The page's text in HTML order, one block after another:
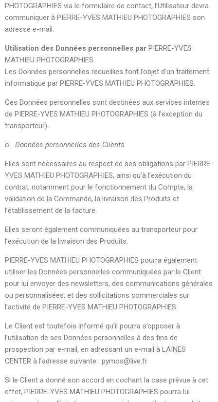
PHOTOGRAPHIES via le formulaire de contact, l’Utilisateur devra
communiquer à PIERRE-YVES MATHIEU PHOTOGRAPHIES son
adresse e-mail.
Utilisation des Données personnelles par PIERRE-YVES
MATHIEU PHOTOGRAPHIES
Les Données personnelles recueillies font l’objet d’un traitement
informatique par PIERRE-YVES MATHIEU PHOTOGRAPHIES.
Ces Données personnelles sont destinées aux services internes
de PIERRE-YVES MATHIEU PHOTOGRAPHIES (à l’exception du
transporteur).
o Données personnelles des Clients
Elles sont nécessaires au respect de ses obligations par PIERRE-
YVES MATHIEU PHOTOGRAPHIES, ainsi qu’à l’exécution du
contrat, notamment pour le fonctionnement du Compte, la
validation de la Commande, la livraison des Produits et
l’établissement de la facture.
Elles seront également communiquées au transporteur pour
l’exécution de la livraison des Produits.
PIERRE-YVES MATHIEU PHOTOGRAPHIES pourra également
utiliser les Données personnelles communiquées par le Client
pour lui envoyer des newsletters, des communications générales
ou personnalisées, et des sollicitations commerciales sur
l’activité de PIERRE-YVES MATHIEU PHOTOGRAPHIES.
Le Client est toutefois informé qu’il pourra s’opposer à
l’utilisation de ses Données personnelles à des fins de
prospection par e-mail, en adressant un e-mail à LAINES
CENTER à l’adresse suivante : pymos@live.fr
Si le Client a donné son accord en cochant la case prévue à cet
effet, PIERRE-YVES MATHIEU PHOTOGRAPHIES pourra lui